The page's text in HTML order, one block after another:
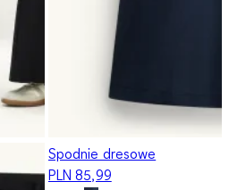
Spodnie dresowe
PLN 85,99